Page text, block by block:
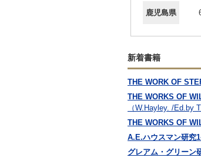
鹿児島県
新着書籍
THE WORK OF
THE WORKS OF
（W.Hayley. /Ed.by
THE WORKS OF
A.E.ハウスマン研究
グレアム・グリーン